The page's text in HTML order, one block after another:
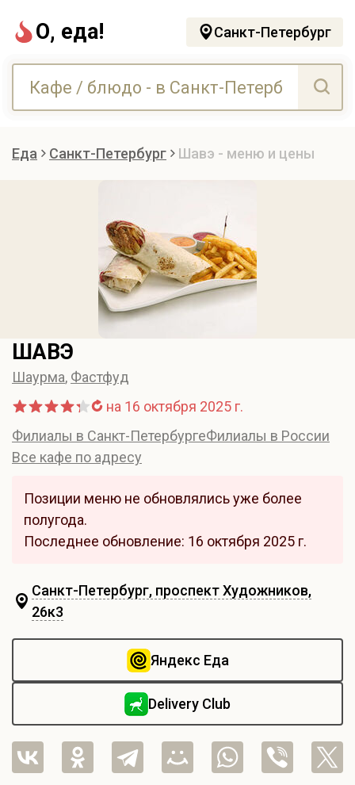
О, еда! Санкт-Петербург
Еда Санкт-Петербург Шавэ - меню и цены
ШАВЭ
Шаурма, Фастфуд
на 16 октября 2025 г.
Филиалы в Санкт-ПетербургеФилиалы в России
Все кафе по адресу
Позиции меню не обновлялись уже более
полугода.
Последнее обновление: 16 октября 2025 г.
Санкт-Петербург, проспект Художников,
26к3
Яндекс Еда
Delivery Club